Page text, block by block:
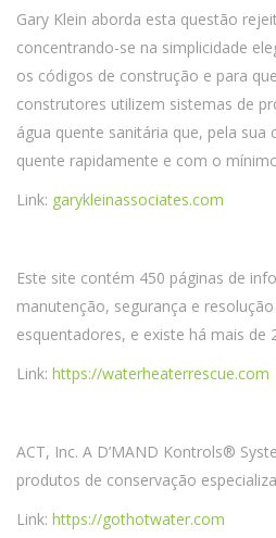
Gary Klein aborda esta questão
concentrando-se na simplicidade
os códigos de construção e para
construtores utilizem sistemas de
água quente sanitária que, pela sua
quente rapidamente e com o
Link: garykleinassociates.com
Este site contém 450 páginas de
manutenção, segurança e
esquentadores, e existe há mais de
Link: https://waterheaterrescue.com
ACT, Inc. A D’MAND Kontrols®
produtos de conservação
Link: https://gothotwater.com